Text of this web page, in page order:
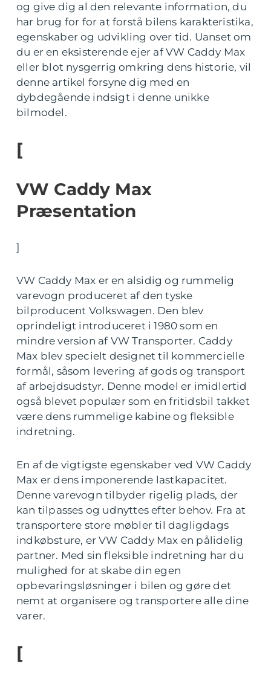
og give dig al den relevante information, du
har brug for for at forstå bilens karakteristika,
egenskaber og udvikling over tid. Uanset om
du er en eksisterende ejer af VW Caddy Max
eller blot nysgerrig omkring dens historie, vil
denne artikel forsyne dig med en
dybdegående indsigt i denne unikke
bilmodel.
[
VW Caddy Max
Præsentation
]
VW Caddy Max er en alsidig og rummelig
varevogn produceret af den tyske
bilproducent Volkswagen. Den blev
oprindeligt introduceret i 1980 som en
mindre version af VW Transporter. Caddy
Max blev specielt designet til kommercielle
formål, såsom levering af gods og transport
af arbejdsudstyr. Denne model er imidlertid
også blevet populær som en fritidsbil takket
være dens rummelige kabine og fleksible
indretning.
En af de vigtigste egenskaber ved VW Caddy
Max er dens imponerende lastkapacitet.
Denne varevogn tilbyder rigelig plads, der
kan tilpasses og udnyttes efter behov. Fra at
transportere store møbler til dagligdags
indkøbsture, er VW Caddy Max en pålidelig
partner. Med sin fleksible indretning har du
mulighed for at skabe din egen
opbevaringsløsninger i bilen og gøre det
nemt at organisere og transportere alle dine
varer.
[